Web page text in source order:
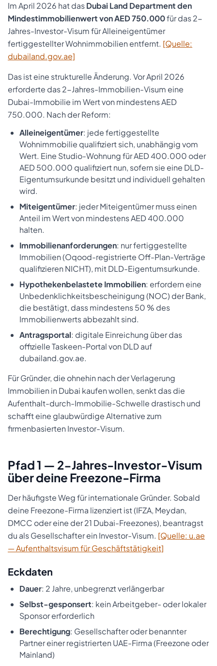
Im April 2026 hat dasDubai Land Department den
Mindestimmobilienwert von AED 750.000für das 2-
Jahres-Investor-Visum für Alleineigentümer
fertiggestellter Wohnimmobilien entfernt. [Quelle:
dubailand.gov.ae]
Das ist eine strukturelle Änderung. Vor April 2026
erforderte das 2-Jahres-Immobilien-Visum eine
Dubai-Immobilie im Wert von mindestens AED
750.000. Nach der Reform:
Alleineigentümer: jede fertiggestellte
Wohnimmobilie qualifiziert sich, unabhängig vom
Wert. Eine Studio-Wohnung für AED 400.000 oder
AED 500.000 qualifiziert nun, sofern sie eine DLD-
Eigentumsurkunde besitzt und individuell gehalten
wird.
Miteigentümer: jeder Miteigentümer muss einen
Anteil im Wert von mindestens AED 400.000
halten.
Immobilienanforderungen: nur fertiggestellte
Immobilien (Oqood-registrierte Off-Plan-Verträge
qualifizieren NICHT), mit DLD-Eigentumsurkunde.
Hypothekenbelastete Immobilien: erfordern eine
Unbedenklichkeitsbescheinigung (NOC) der Bank,
die bestätigt, dass mindestens 50 % des
Immobilienwerts abbezahlt sind.
Antragsportal: digitale Einreichung über das
offizielle Taskeen-Portal von DLD auf
dubailand.gov.ae.
Für Gründer, die ohnehin nach der Verlagerung
Immobilien in Dubai kaufen wollen, senkt das die
Aufenthalt-durch-Immobilie-Schwelle drastisch und
schafft eine glaubwürdige Alternative zum
firmenbasierten Investor-Visum.
Pfad 1 — 2-Jahres-Investor-Visum
über deine Freezone-Firma
Der häufigste Weg für internationale Gründer. Sobald
deine Freezone-Firma lizenziert ist (IFZA, Meydan,
DMCC oder eine der 21 Dubai-Freezones), beantragst
du als Gesellschafter ein Investor-Visum. [Quelle: u.ae
— Aufenthaltsvisum für Geschäftstätigkeit]
Eckdaten
Dauer: 2 Jahre, unbegrenzt verlängerbar
Selbst-gesponsert: kein Arbeitgeber- oder lokaler
Sponsor erforderlich
Berechtigung: Gesellschafter oder benannter
Partner einer registrierten UAE-Firma (Freezone oder
Mainland)